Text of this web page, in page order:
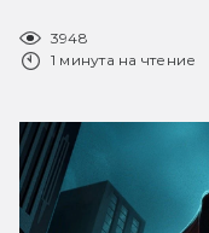
3948
1 минута на чтение